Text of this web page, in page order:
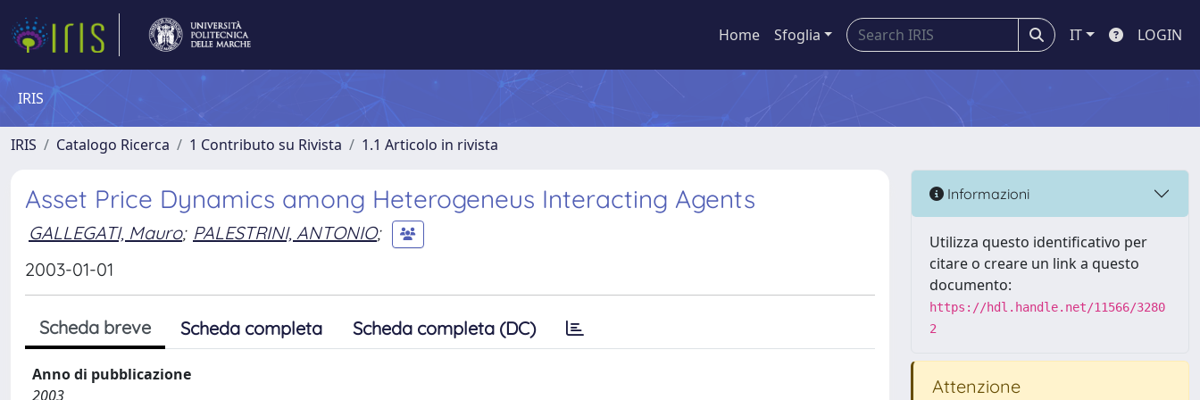
Home Sfoglia IT LOGIN
IRIS
IRIS Catalogo Ricerca 1 Contributo su Rivista 1.1 Articolo in rivista
Asset Price Dynamics among Heterogeneus Interacting Agents
GALLEGATI, Mauro; PALESTRINI, ANTONIO;
2003-01-01
Scheda breve Scheda completa Scheda completa (DC)
Anno di pubblicazione
2003
Informazioni
Utilizza questo identificativo per
citare o creare un link a questo
documento:
https://hdl.handle.net/11566/3280
2
Attenzione